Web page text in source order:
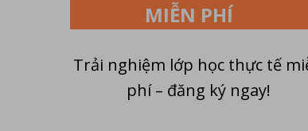
MIỄN PHÍ
Trải nghiệm lớp học thực tế
phí – đăng ký ngay!